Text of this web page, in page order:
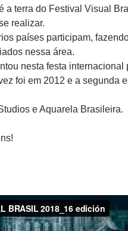
a terra do Festival Visual
realizar.
países participam,
nessa área.
nesta festa internacional
foi em 2012 e a segunda
e Aquarela Brasileira.